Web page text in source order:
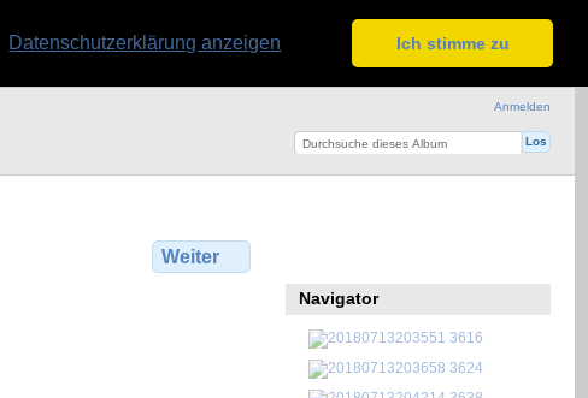
Datenschutzerklärung anzeigen Ich stimme zu
Anmelden
Weiter
Navigator